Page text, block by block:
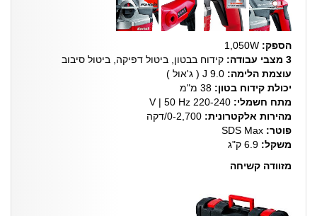
הספק:
3 מצבי עבודה:
קידוח בבטון, ביטול דפיקה, ביטול סיבוב
עוצמת הלימה: 9.0 J ( ג'אול )
יכולת קידוח בטון:
מתח חשמלי: 220-240 V | 50 Hz
מהירות אלקטרונית: 0-2,700/דקה
פוטר: SDS Max
משקל:
מזוודה קשיחה